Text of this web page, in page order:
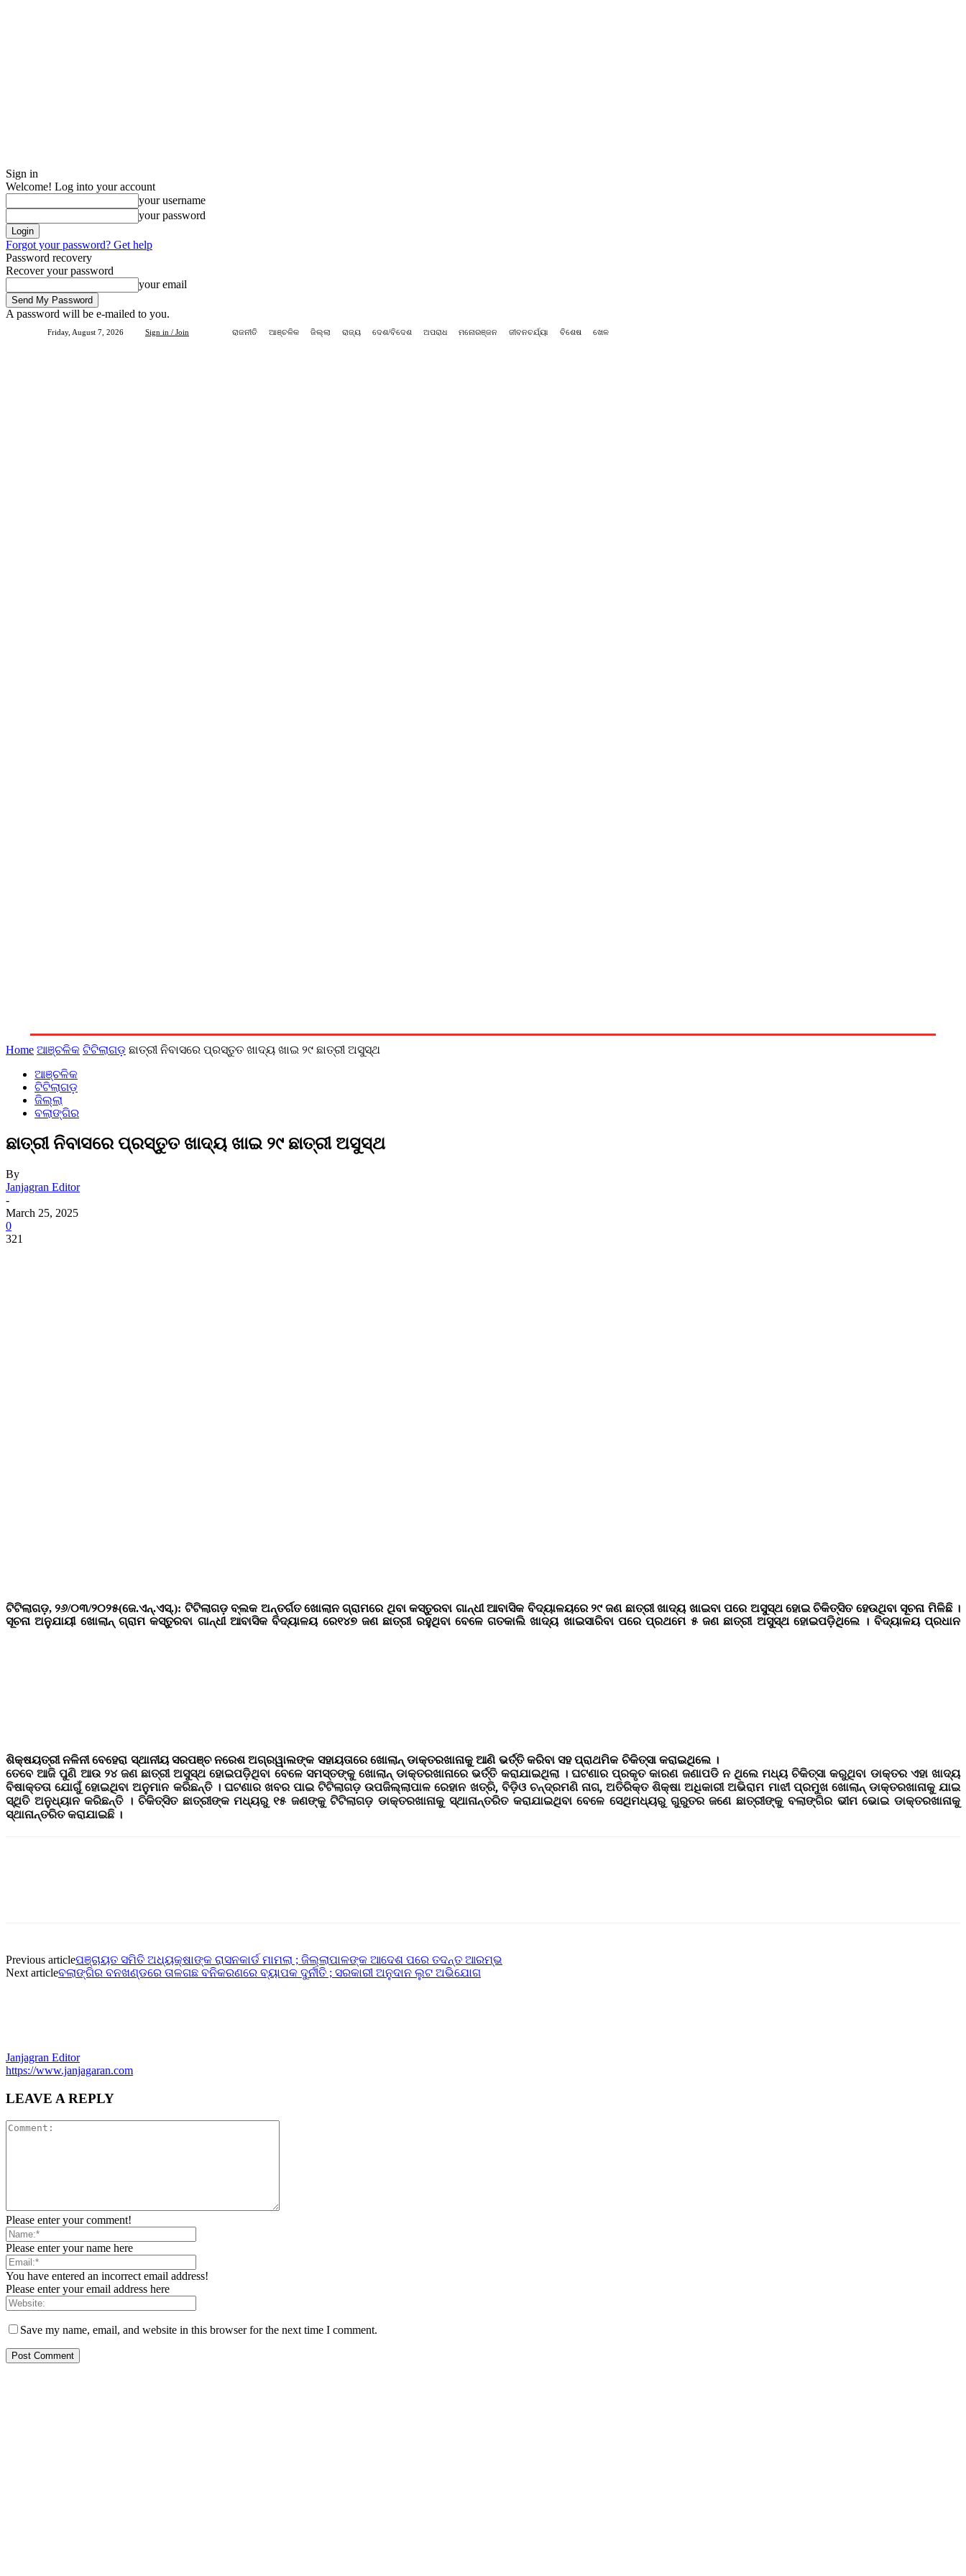
Sign in
Welcome! Log into your account
your username
your password
Forgot your password? Get help
Password recovery
Recover your password
your email
A password will be e-mailed to you.
Friday, August 7, 2026 Sign in / Join ରାଜନୀତି ଆଞ୍ଚଳିକ ଜିଲ୍ଲା ରାଜ୍ୟ ଦେଶ/ବିଦେଶ ଅପରାଧ ମନୋରଞ୍ଜନ ଜୀବନଚର୍ଯ୍ୟା ବିଶେଷ ଖେଳ
Home ଆଞ୍ଚଳିକ ଟିଟିଲାଗଡ଼ ଛାତ୍ରୀ ନିବାସରେ ପ୍ରସ୍ତୁତ ଖାଦ୍ୟ ଖାଇ ୨୯ ଛାତ୍ରୀ ଅସୁସ୍ଥ
ଆଞ୍ଚଳିକ
ଟିଟିଲାଗଡ଼
ଜିଲ୍ଲା
ବଲାଙ୍ଗିର
ଛାତ୍ରୀ ନିବାସରେ ପ୍ରସ୍ତୁତ ଖାଦ୍ୟ ଖାଇ ୨୯ ଛାତ୍ରୀ ଅସୁସ୍ଥ
By
Janjagran Editor
-
March 25, 2025
0
321
ଟିଟିଲାଗଡ଼, ୨୬/୦୩/୨୦୨୫(ଜେ.ଏନ୍.ଏସ୍.): ଟିଟିଲାଗଡ଼ ବ୍ଲକ ଅନ୍ତର୍ଗତ ଖୋଲାନ ଗ୍ରାମରେ ଥିବା କସ୍ତୁରବା ଗାନ୍ଧୀ ଆବାସିକ ବିଦ୍ୟାଳୟରେ ୨୯ ଜଣ ଛାତ୍ରୀ ଖାଦ୍ୟ ଖାଇବା ପରେ ଅସୁସ୍ଥ ହୋଇ ଚିକିତ୍ସିତ ହେଉଥିବା ସୂଚନା ମିଳିଛି ।
ସୂଚନା ଅନୁଯାୟୀ ଖୋଲାନ୍ ଗ୍ରାମ କସ୍ତୁରବା ଗାନ୍ଧୀ ଆବାସିକ ବିଦ୍ୟାଳୟ ରେ୧୪୭ ଜଣ ଛାତ୍ରୀ ରହୁଥିବା ବେଳେ ଗତକାଲି ଖାଦ୍ୟ ଖାଇସାରିବା ପରେ ପ୍ରଥମେ ୫ ଜଣ ଛାତ୍ରୀ ଅସୁସ୍ଥ ହୋଇପଡ଼ିଥିଲେ । ବିଦ୍ୟାଳୟ ପ୍ରଧାନ
ଶିକ୍ଷୟତ୍ରୀ ନଳିନୀ ବେହେରା ସ୍ଥାନୀୟ ସରପଞ୍ଚ ନରେଶ ଅଗ୍ରୱାଲଙ୍କ ସହାୟତାରେ ଖୋଲାନ୍ ଡାକ୍ତରଖାନାକୁ ଆଣି ଭର୍ତ୍ତି କରିବା ସହ ପ୍ରାଥମିକ ଚିକିତ୍ସା କରାଇଥିଲେ ।
ତେବେ ଆଜି ପୁଣି ଆଉ ୨୪ ଜଣ ଛାତ୍ରୀ ଅସୁସ୍ଥ ହୋଇପଡ଼ିଥିବା ବେଳେ ସମସ୍ତଙ୍କୁ ଖୋଲାନ୍ ଡାକ୍ତରଖାନାରେ ଭର୍ତ୍ତି କରାଯାଇଥିଲା । ଘଟଣାର ପ୍ରକୃତ କାରଣ ଜଣାପଡି ନ ଥିଲେ ମଧ୍ୟ ଚିକିତ୍ସା କରୁଥିବା ଡାକ୍ତର ଏହା ଖାଦ୍ୟ
ବିଷାକ୍ତତା ଯୋଗୁଁ ହୋଇଥିବା ଅନୁମାନ କରିଛନ୍ତି । ଘଟଣାର ଖବର ପାଇ ଟିଟିଲାଗଡ଼ ଉପଜିଲ୍ଲାପାଳ ରେହାନ ଖତ୍ରି, ବିଡ଼ିଓ ଚନ୍ଦ୍ରମଣି ନାଗ, ଅତିରିକ୍ତ ଶିକ୍ଷା ଅଧିକାରୀ ଅଭିରାମ ମାଝୀ ପ୍ରମୁଖ ଖୋଲାନ୍ ଡାକ୍ତରଖାନାକୁ ଯାଇ
ସ୍ଥିତି ଅନୁଧ୍ୟାନ କରିଛନ୍ତି । ଚିକିତ୍ସିତ ଛାତ୍ରୀଙ୍କ ମଧ୍ୟରୁ ୧୫ ଜଣଙ୍କୁ ଟିଟିଲାଗଡ଼ ଡାକ୍ତରଖାନାକୁ ସ୍ଥାନାନ୍ତରିତ କରାଯାଇଥିବା ବେଳେ ସେଥିମଧ୍ୟରୁ ଗୁରୁତର ଜଣେ ଛାତ୍ରୀଙ୍କୁ ବଲାଙ୍ଗିର ଭୀମ ଭୋଇ ଡାକ୍ତରଖାନାକୁ
ସ୍ଥାନାନ୍ତରିତ କରାଯାଇଛି ।
Previous articleପଞ୍ଚାୟତ ସମିତି ଅଧ୍ୟକ୍ଷାଙ୍କ ରାସନକାର୍ଡ ମାମଲା ; ଜିଲ୍ଲାପାଳଙ୍କ ଆଦେଶ ପରେ ତଦନ୍ତ ଆରମ୍ଭ
Next articleବଲାଙ୍ଗିର ବନଖଣ୍ଡରେ ତାଳଗଛ ବନିକରଣରେ ବ୍ୟାପକ ଦୁର୍ନୀତି ; ସରକାରୀ ଅନୁଦାନ ଲୁଟ ଅଭିଯୋଗ
Janjagran Editor
https://www.janjagaran.com
LEAVE A REPLY
Please enter your comment!
Please enter your name here
You have entered an incorrect email address!
Please enter your email address here
Save my name, email, and website in this browser for the next time I comment.